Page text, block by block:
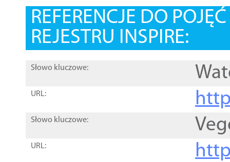
REFERENCJE DO
REJESTRU INSPIRE:
Słowo kluczowe:
URL:
Słowo kluczowe:
URL: